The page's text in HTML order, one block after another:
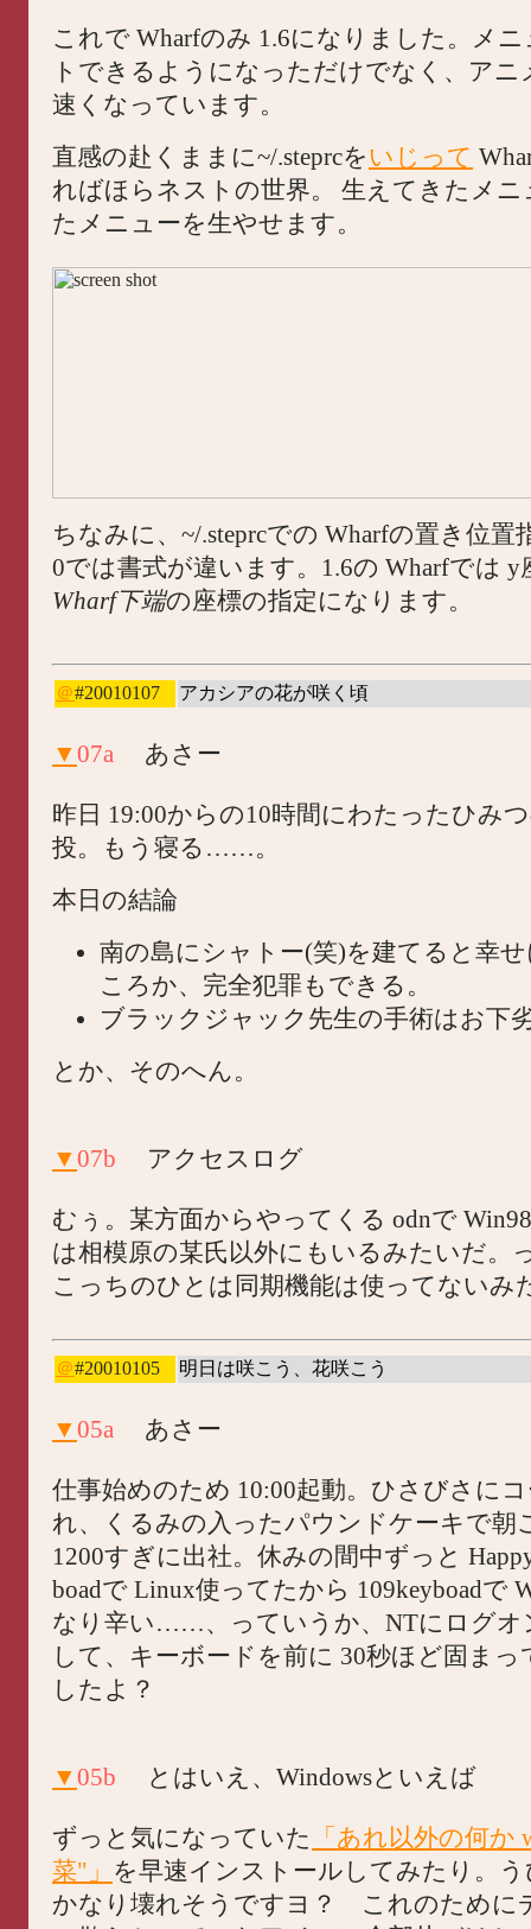
これで Wharfのみ 1.6になりました。メ
トできるようになっただけでなく、アニ
速くなっています。
直感の赴くままに~/.steprcをいじって
ればほらネストの世界。 生えてきたメニ
たメニューを生やせます。
ちなみに、~/.steprcでの Wharfの置き位置
0では書式が違います。1.6の Wharfでは y
Wharf下端の座標の指定になります。
＠#20010107 アカシアの花が咲く頃
▼07a あさー
昨日 19:00からの10時間にわたったひみ
投。もう寝る……。
本日の結論
南の島にシャトー(笑)を建てると幸
ころか、完全犯罪もできる。
ブラックジャック先生の手術はお下
とか、そのへん。
▼07b アクセスログ
むぅ。某方面からやってくる odnで
は相模原の某氏以外にもいるみたいだ。
こっちのひとは同期機能は使ってないみ
＠#20010105 明日は咲こう、花咲こう
▼05a あさー
仕事始めのため 10:00起動。ひさびさに
れ、くるみの入ったパウンドケーキで朝
1200すぎに出社。休みの間中ずっと
boadで Linux使ってたから 109keyboadで
なり辛い……、っていうか、NTにログオ
して、キーボードを前に 30秒ほど固まっ
したよ？
▼05b とはいえ、Windowsといえば
ずっと気になっていた
「あれ以外の何か
菜"」 を早速インストールしてみたり。う
かなり壊れそうですヨ？ これのために